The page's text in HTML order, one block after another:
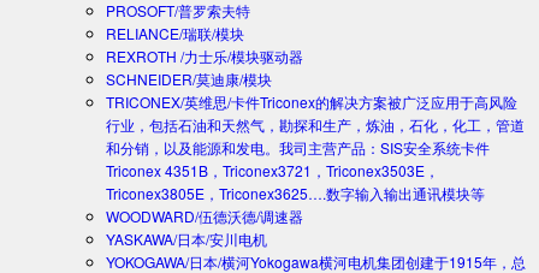
PROSOFT/普罗索夫特
RELIANCE/瑞联/模块
REXROTH /力士乐/模块驱动器
SCHNEIDER/莫迪康/模块
TRICONEX/英维思/卡件Triconex的解决方案被广泛应用于高风险
行业，包括石油和天然气，勘探和生产，炼油，石化，化工，管道
和分销，以及能源和发电。我司主营产品：SIS安全系统卡件
Triconex 4351B，Triconex3721，Triconex3503E，
Triconex3805E，Triconex3625….数字输入输出通讯模块等
WOODWARD/伍德沃德/调速器
YASKAWA/日本/安川电机
YOKOGAWA/日本/横河Yokogawa横河电机集团创建于1915年，总